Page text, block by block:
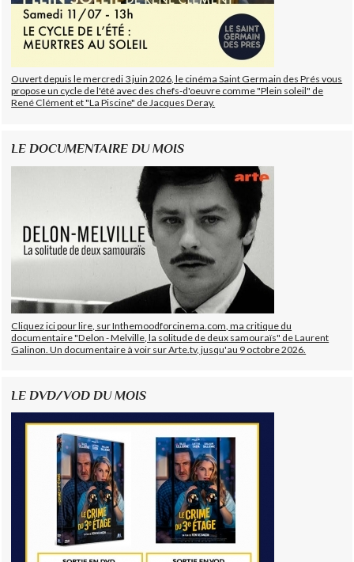
Ouvert depuis le mercredi 3 juin 2026, le cinéma Saint Germain des Prés vous
propose un cycle de l'été avec des chefs-d'oeuvre comme "Plein soleil" de
René Clément et "La Piscine" de Jacques Deray.
LE DOCUMENTAIRE DU MOIS
Cliquez ici pour lire, sur Inthemoodforcinema.com, ma critique du
documentaire "Delon - Melville, la solitude de deux samouraïs" de Laurent
Galinon. Un documentaire à voir sur Arte.tv, jusqu'au 9 octobre 2026.
LE DVD/VOD DU MOIS